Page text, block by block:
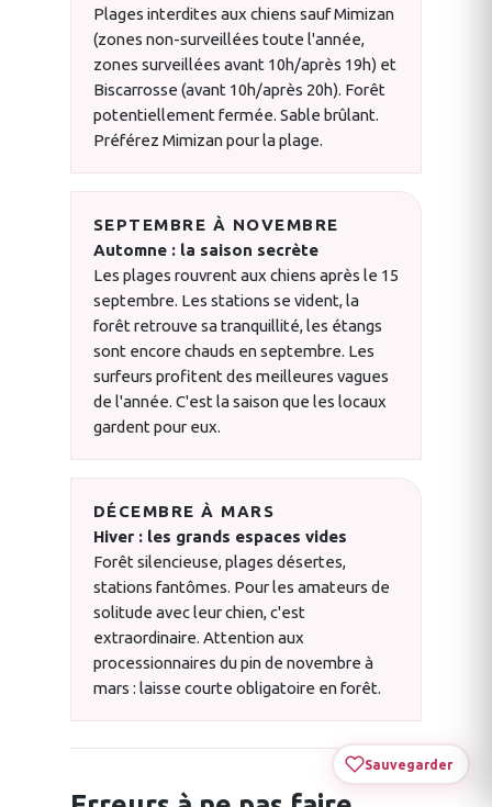
Plages interdites aux chiens sauf Mimizan
(zones non-surveillées toute l'année,
zones surveillées avant 10h/après 19h) et
Biscarrosse (avant 10h/après 20h). Forêt
potentiellement fermée. Sable brûlant.
Préférez Mimizan pour la plage.
SEPTEMBRE À NOVEMBRE
Automne : la saison secrète
Les plages rouvrent aux chiens après le 15
septembre. Les stations se vident, la
forêt retrouve sa tranquillité, les étangs
sont encore chauds en septembre. Les
surfeurs profitent des meilleures vagues
de l'année. C'est la saison que les locaux
gardent pour eux.
DÉCEMBRE À MARS
Hiver : les grands espaces vides
Forêt silencieuse, plages désertes,
stations fantômes. Pour les amateurs de
solitude avec leur chien, c'est
extraordinaire. Attention aux
processionnaires du pin de novembre à
mars : laisse courte obligatoire en forêt.
Sauvegarder